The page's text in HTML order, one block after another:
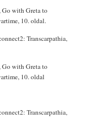
Go with Greta to
10. oldal.
Transcarpathia,
Go with Greta to
10. oldal
Transcarpathia,